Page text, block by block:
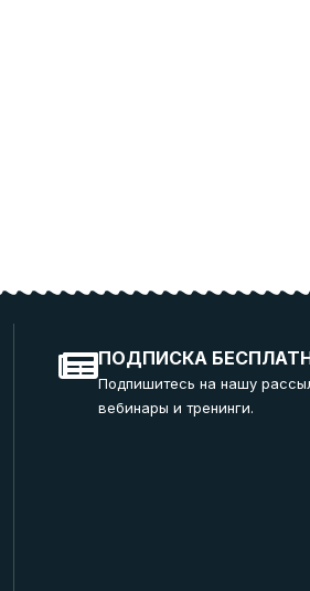
ПОДПИСКА
Подпишитесь на нашу
вебинары и тренинги.